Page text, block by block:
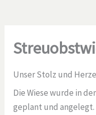
Unser Stolz und
Die Wiese wurde in
geplant und angelegt.